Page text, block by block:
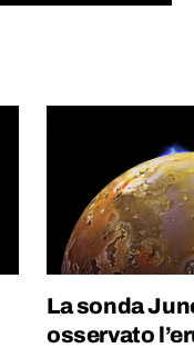
La sonda
osservato